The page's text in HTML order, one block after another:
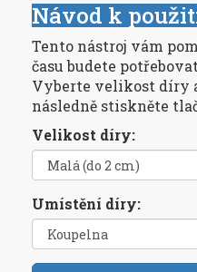
Návod k
Tento nástroj vám
času budete
Vyberte velikost díry
následně stiskněte
Velikost díry:
Umístění díry: